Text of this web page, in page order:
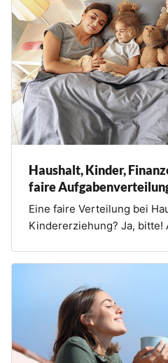
Haushalt, Kinder,
faire
Eine faire Verteilung bei
Kindererziehung? Ja, bitte!